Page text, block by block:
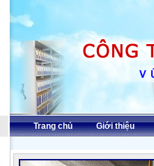
Trang chủ Giới thiệu